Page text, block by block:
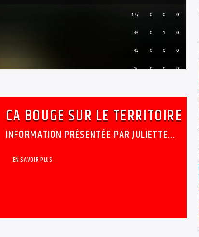
CA BOUGE SUR LE TERRITOIRE
INFORMATION PRÉSENTÉE PAR JULIETTE
EN SAVOIR PLUS